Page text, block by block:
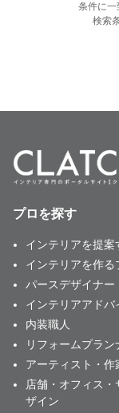
条件に一
検索
プロを探す
インテリアを提案
インテリアを作る
パースデザイナー
インテリアアドバ
内装職人
リフォームプラン
アーティスト・作
店舗・オフィス・
ザイン